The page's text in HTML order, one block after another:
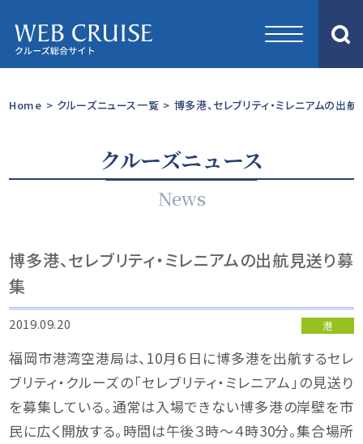
Home > クルーズニュース一覧 > 博多港、セレブリティ・ミレニアムの出
クルーズニュース
News
博多港、セレブリティ・ミレニアムの出航見送り募
集
2019.09.20 港
福岡市港湾空港局は、10月６日に博多港を出航するセレ
ブリティ・クルーズの「セレブリティ・ミレニアム」の見送り
を募集している。通常は入場できない博多港の岸壁を市
民に広く開放する。時間は午後３時～４時30分。集合場所